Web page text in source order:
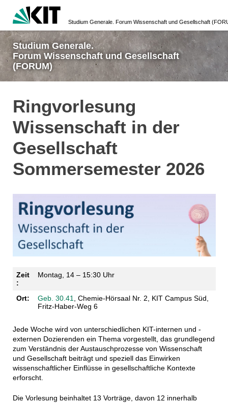
Studium Generale. Forum Wissenschaft und Gesellschaft
Studium Generale.
Forum Wissenschaft und Gesellschaft
(FORUM)
Ringvorlesung
Wissenschaft in der
Gesellschaft
Sommersemester 2026
Zeit
:
Montag, 14 – 15:30 Uhr
Ort: Geb. 30.41
, Chemie-Hörsaal Nr. 2, KIT Campus Süd,
Fritz-Haber-Weg 6
Jede Woche wird von unterschiedlichen KIT-internen und -
externen Dozierenden ein Thema vorgestellt, das grundlegend
zum Verständnis der Austauschprozesse von Wissenschaft
und Gesellschaft beiträgt und speziell das Einwirken
wissenschaftlicher Einflüsse in gesellschaftliche Kontexte
erforscht.
Die Vorlesung beinhaltet 13 Vorträge, davon 12 innerhalb